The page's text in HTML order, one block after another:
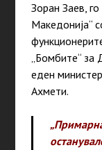
Зоран Заев,
Македонија“
„Бомбите“ за
еден
Ахмети.